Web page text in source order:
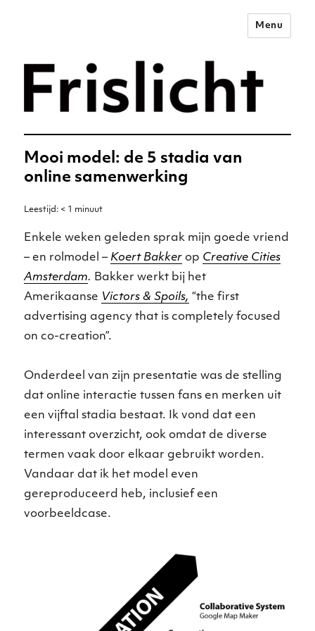
Merkstrategie voor het
digitale tijdperk –
Frislicht
Menu
Mooi model: de 5 stadia van
online samenwerking
Leestijd: < 1 minuut
Enkele weken geleden sprak mijn goede vriend
– en rolmodel – Koert Bakker op Creative Cities
Amsterdam. Bakker werkt bij het
Amerikaanse Victors & Spoils, “the first
advertising agency that is completely focused
on co-creation”.
Onderdeel van zijn presentatie was de stelling
dat online interactie tussen fans en merken uit
een vijftal stadia bestaat. Ik vond dat een
interessant overzicht, ook omdat de diverse
termen vaak door elkaar gebruikt worden.
Vandaar dat ik het model even
gereproduceerd heb, inclusief een
voorbeeldcase.